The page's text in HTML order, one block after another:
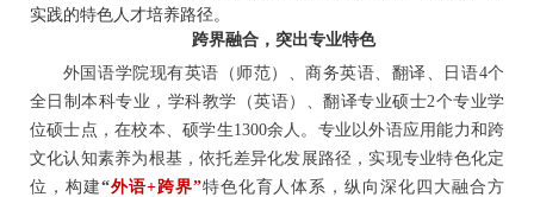
实践的特色人才培养路径。
跨界融合，突出专业特色
外国语学院现有英语（师范）、商务英语、翻译、日语4个
全日制本科专业，学科教学（英语）、翻译专业硕士2个专业学
位硕士点，在校本、硕学生1300余人。专业以外语应用能力和跨
文化认知素养为根基，依托差异化发展路径，实现专业特色化定
位，构建“外语+跨界”特色化育人体系，纵向深化四大融合方